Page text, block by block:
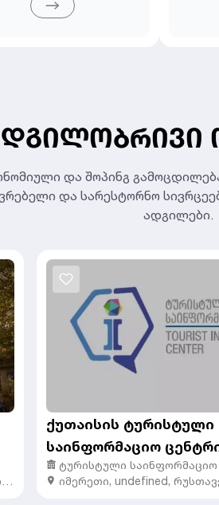
და შოპინგ
და სარესტორნო
ადგილები.
ქუთაისის ტურისტული
საინფორმაციო
ტურისტული საინფორმაციო
იმერეთი, undefined,